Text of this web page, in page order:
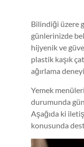
Bilindiği üzere
günlerinizde
hijyenik ve
plastik kaşık
ağırlama
Yemek
durumunda
Aşağıda ki
konusunda